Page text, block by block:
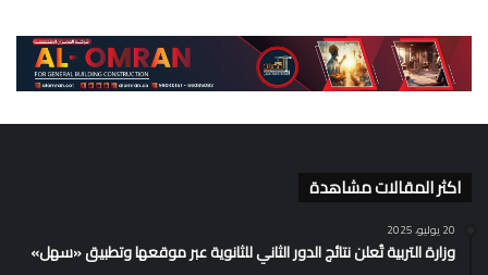
اكثر المقالات مشاهدة
20 يوليو، 2025
وزارة التربية تُعلن نتائج الدور الثاني للثانوية عبر موقعها وتطبيق «سهل»